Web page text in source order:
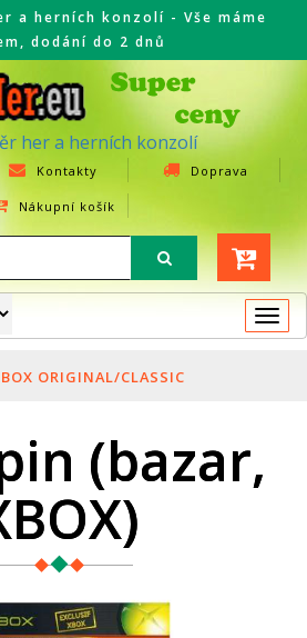
a herních konzolí - Vše máme
dodání do 2 dnů
her a herních konzolí
Kontakty Doprava
Nákupní košík
ORIGINAL/CLASSIC
(bazar,